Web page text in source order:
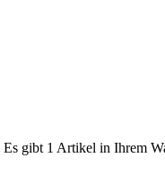
Es gibt 1 Artikel in Ihrem